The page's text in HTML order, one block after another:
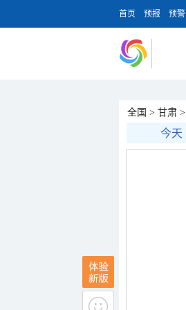
首页 预报 预警
全国 > 甘肃 >
今天